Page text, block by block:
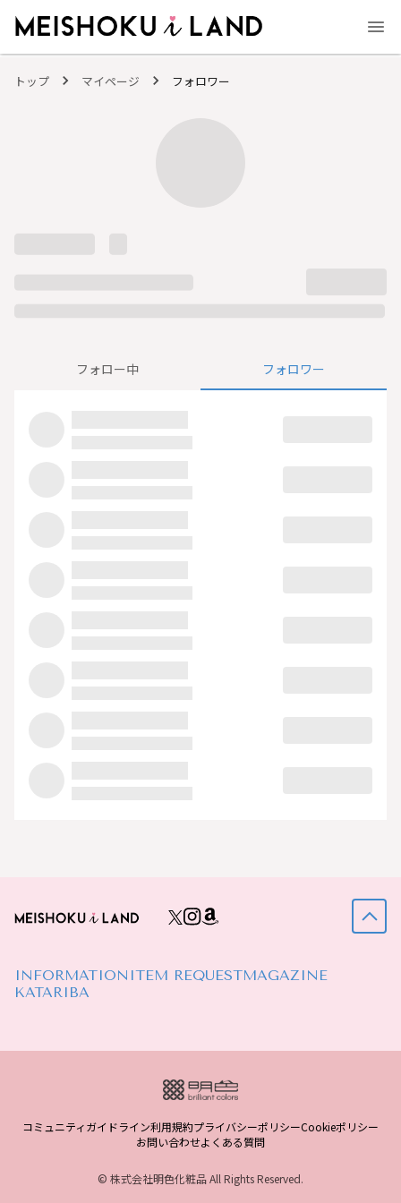
トップ マイページ フォロワー
フォロー中 フォロワー
INFORMATION ITEM REQUESTMAGAZINE
KATARIBA
コミュニティガイドライン利用規約プライバシーポリシーCookieポリシー
お問い合わせよくある質問
© 株式会社明色化粧品 All Rights Reserved.